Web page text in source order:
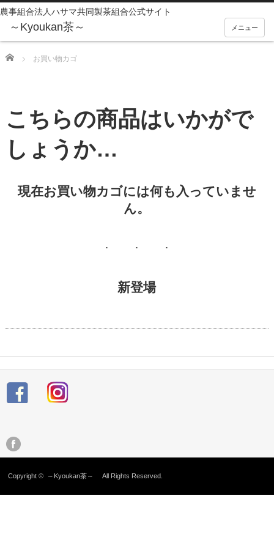
農事組合法人ハサマ共同製茶組合公式サイト
メニュー
Home お買い物カゴ
こちらの商品はいかがで
しょうか…
現在お買い物カゴには何も入っていませ
ん。
新登場
Copyright © ～Kyoukan茶～ All Rights Reserved.